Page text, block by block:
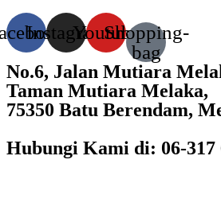
InstagramYoutube
Shopping-
bag
No.6, Jalan Mutiara
Taman Mutiara Melaka,
75350 Batu Berendam,
Hubungi Kami di: 06-317